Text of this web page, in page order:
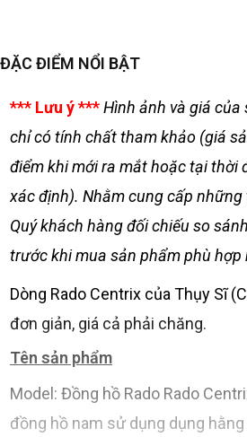
ĐẶC ĐIỂM NỔI BẬT
*** Lưu ý ***Hình ảnh và giá của
chỉ có tính chất tham khảo (giá
điểm khi mới ra mắt hoặc tại thời
xác định). Nhằm cung cấp
Quý khách hàng đối chiếu so
trước khi mua sản phẩm phù hợp
Dòng Rado Centrix của Thụy Sĩ
đơn giản, giá cả phải chăng.
Tên sản phẩm
Model: Đồng hồ Rado Rado
đồng hồ nam sử dụng dụng hằng